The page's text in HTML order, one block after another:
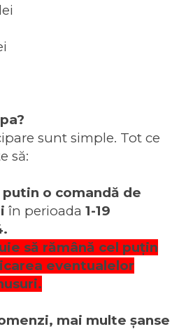
sunt simple. Tot ce
să:
putin o comandă de
în perioada 1-19
rămână cel puțin
eventualelor
mai multe șanse